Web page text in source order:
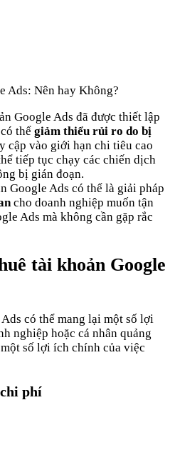
Ads: Nên hay Không?
Google Ads đã được thiết lập
thể giảm thiểu rủi ro do bị
cập vào giới hạn chi tiêu cao
tiếp tục chạy các chiến dịch
bị gián đoạn.
Google Ads có thể là giải pháp
cho doanh nghiệp muốn tận
Ads mà không cần gặp rắc
tài khoản Google
có thể mang lại một số lợi
nghiệp hoặc cá nhân quảng
số lợi ích chính của việc
phí